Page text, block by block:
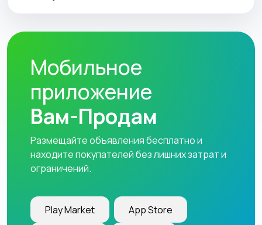
Мобильное
приложение
Вам-Продам
Размещайте объявления бесплатно и
находите покупателей без лишних затрат и
ограничений.
Play Market App Store